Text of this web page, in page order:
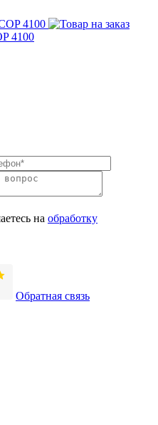
4100
на обработку
Обратная связь